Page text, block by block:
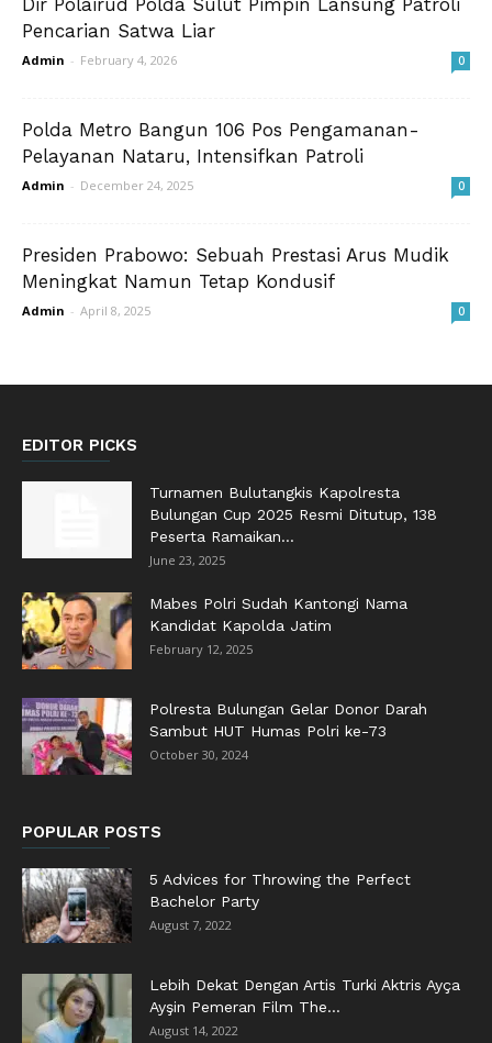
Pencarian Satwa Liar
Admin - February 4, 2026 0
Polda Metro Bangun 106 Pos Pengamanan-
Pelayanan Nataru, Intensifkan Patroli
Admin - December 24, 2025 0
Presiden Prabowo: Sebuah Prestasi Arus Mudik
Meningkat Namun Tetap Kondusif
Admin - April 8, 2025 0
EDITOR PICKS
Turnamen Bulutangkis Kapolresta
Bulungan Cup 2025 Resmi Ditutup, 138
Peserta Ramaikan...
June 23, 2025
Mabes Polri Sudah Kantongi Nama
Kandidat Kapolda Jatim
February 12, 2025
Polresta Bulungan Gelar Donor Darah
Sambut HUT Humas Polri ke-73
October 30, 2024
POPULAR POSTS
5 Advices for Throwing the Perfect
Bachelor Party
August 7, 2022
Lebih Dekat Dengan Artis Turki Aktris Ayça
Ayşin Pemeran Film The...
August 14, 2022